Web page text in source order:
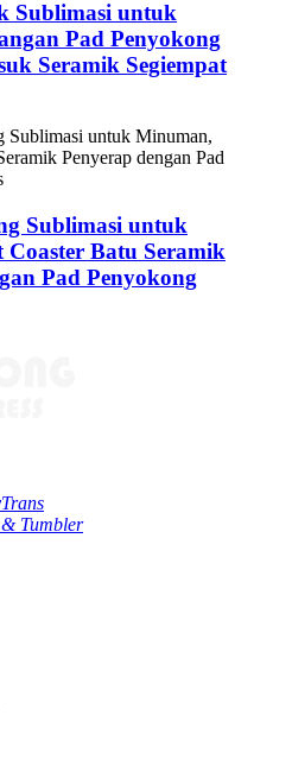
Sublimasi untuk
Pad Penyokong
Seramik Segiempat
Sublimasi untuk
Coaster Batu Seramik
Pad Penyokong
Tumbler